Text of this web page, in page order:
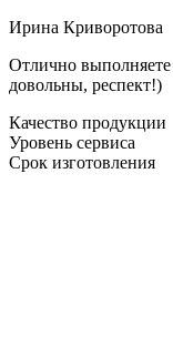
Ирина Криворотова
Отлично выполняете
довольны, респект!)
Качество продукции
Уровень сервиса
Срок изготовления